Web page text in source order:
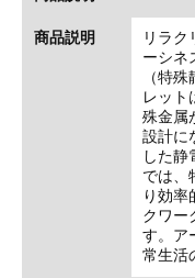
商品説明
リラ
ーシネ
（特
レット
殊金属
設計に
した静
では、
り効率
クワー
す。ア
常生活